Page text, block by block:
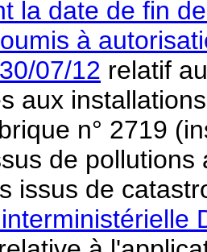
la date de fin
à
07/12 relatif
aux
n° 2719
de
issus de